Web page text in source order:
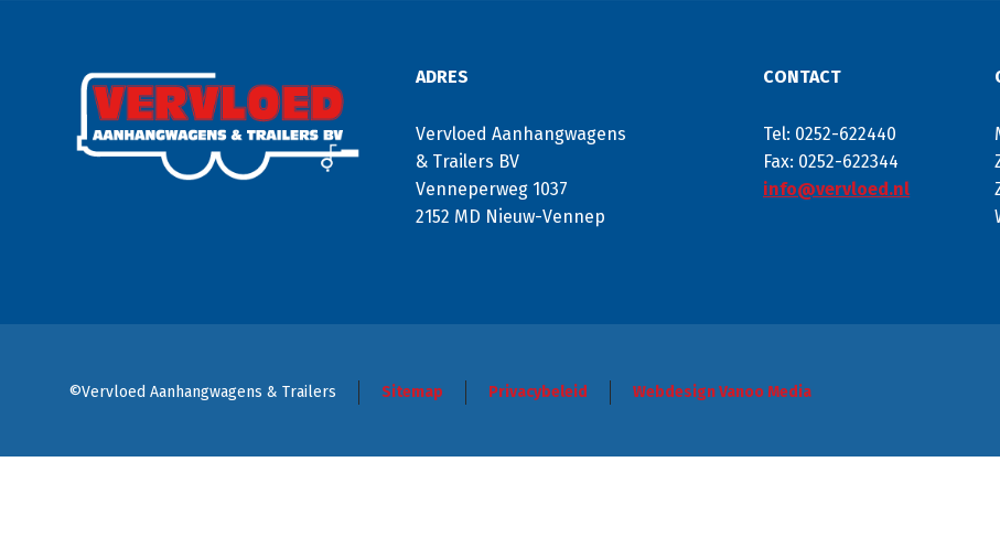
ADRES
Vervloed Aanhangwagens
& Trailers BV
Venneperweg 1037
2152 MD Nieuw-Vennep
CONTACT
Tel: 0252-622440
Fax: 0252-622344
info@vervloed.nl
©Vervloed Aanhangwagens & Trailers Sitemap Privacybeleid Webdesign Vanoo Media